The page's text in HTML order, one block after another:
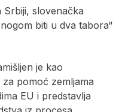
slovenačka
biti u dva tabora“
je kao
pomoć zemljama
EU i predstavlja